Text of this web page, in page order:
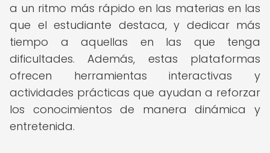
a un ritmo más rápido en las materias en las
que el estudiante destaca, y dedicar más
tiempo a aquellas en las que tenga
dificultades. Además, estas plataformas
ofrecen herramientas interactivas y
actividades prácticas que ayudan a reforzar
los conocimientos de manera dinámica y
entretenida.